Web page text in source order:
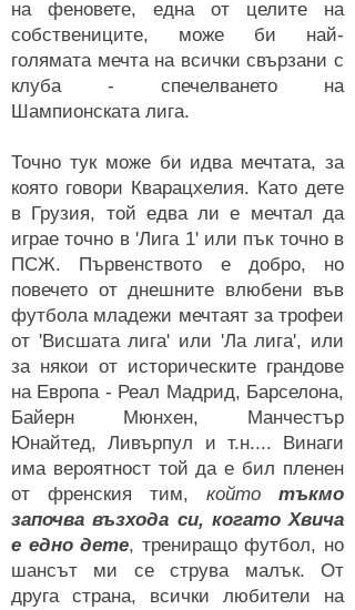
на феновете, една от целите на
собствениците, може би най-
голямата мечта на всички свързани с
клуба - спечелването на
Шампионската лига.
Точно тук може би идва мечтата, за
която говори Кварацхелия. Като дете
в Грузия, той едва ли е мечтал да
играе точно в 'Лига 1' или пък точно в
ПСЖ. Първенството е добро, но
повечето от днешните влюбени във
футбола младежи мечтаят за трофеи
от 'Висшата лига' или 'Ла лига', или
за някои от историческите грандове
на Европа - Реал Мадрид, Барселона,
Байерн Мюнхен, Манчестър
Юнайтед, Ливърпул и т.н.... Винаги
има вероятност той да е бил пленен
от френския тим,
който тъкмо
започва възхода си, когато Хвича
е едно дете, трениращо футбол, но
шансът ми се струва малък. От
друга страна, всички любители на